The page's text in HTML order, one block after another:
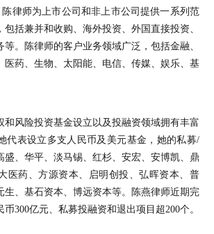
律师为上市公司和非上市公司提供一系列范
包括兼并和收购、海外投资、外国直接投资、
。陈律师的客户业务领域广泛，包括金融、
医药、生物、太阳能、电信、传媒、娱乐、基
和风险投资基金设立以及投融资领域拥有丰富
代表设立多支人民币及美元基金，她的私募/
盛、华平、淡马锡、红杉、安宏、安博凯、鼎
医药、方源资本、启明创投、弘晖资本、普
生、基石资本、博远资本等。陈燕律师近期完
300亿元、私募投融资和退出项目超200个。